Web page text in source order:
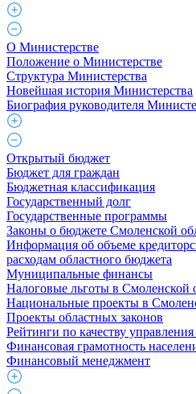
О Министерстве
Положение о Министерстве
Структура Министерства
Новейшая история Министерства
Биография руководителя
Открытый бюджет
Бюджет для граждан
Бюджетная классификация
Государственный долг
Государственные программы
Законы о бюджете Смоленской
Информация об объеме
расходам областного бюджета
Муниципальные финансы
Налоговые льготы в Смоленской
Национальные проекты в
Проекты областных законов
Рейтинги по качеству
Финансовая грамотность
Финансовый менеджмент